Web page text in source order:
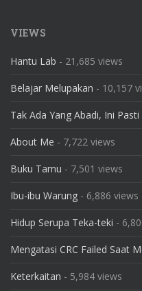
VIEWS
Hantu Lab - 21,685 views
Belajar Melupakan - 10,157
Tak Ada Yang Abadi, Ini
About Me - 7,722 views
Buku Tamu - 7,501 views
Ibu-ibu Warung - 6,886 views
Hidup Serupa Teka-teki -
Mengatasi CRC Failed Saat
Keterkaitan - 5,984 views